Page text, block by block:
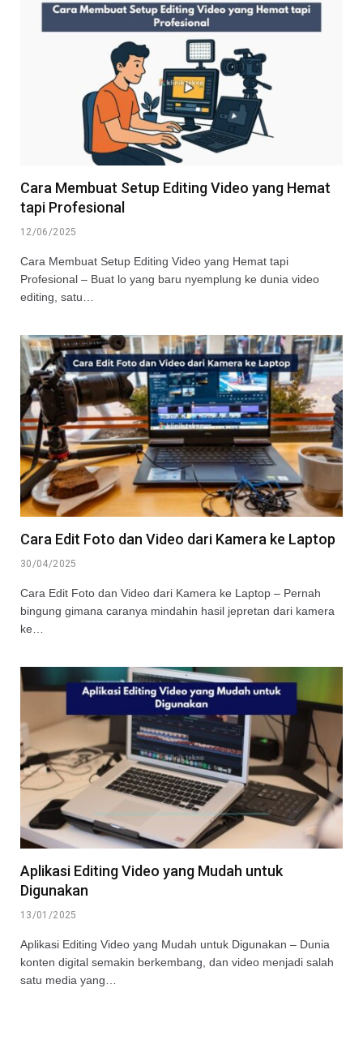
Cara Membuat Setup Editing Video yang Hemat
tapi Profesional
12/06/2025
Cara Membuat Setup Editing Video yang Hemat tapi
Profesional – Buat lo yang baru nyemplung ke dunia video
editing, satu…
Cara Edit Foto dan Video dari Kamera ke Laptop
30/04/2025
Cara Edit Foto dan Video dari Kamera ke Laptop – Pernah
bingung gimana caranya mindahin hasil jepretan dari kamera
ke…
Aplikasi Editing Video yang Mudah untuk
Digunakan
13/01/2025
Aplikasi Editing Video yang Mudah untuk Digunakan – Dunia
konten digital semakin berkembang, dan video menjadi salah
satu media yang…